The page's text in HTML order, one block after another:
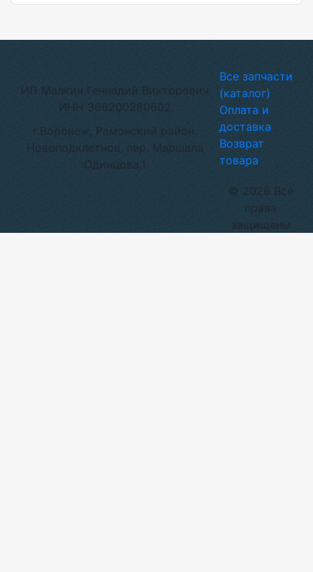
ИП Малкин Геннадий Викторович
ИНН 366200280602
г.Воронеж, Рамонский район,
Новоподклетное, пер. Маршала
Одинцова,1
© 2026 Все
права
защищены
Все запчасти
(каталог)
Оплата и
доставка
Возврат
товара